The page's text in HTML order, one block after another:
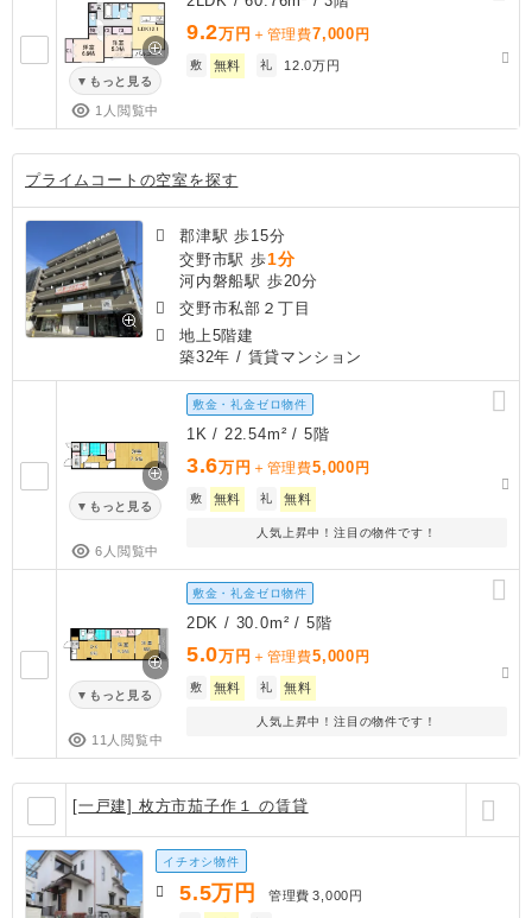
もっと見る
1人閲覧中
9.2万円 ＋管理費7,000 円
敷 無料 礼 12.0万円
プライムコートの空室を探す
郡津駅 歩15分
交野市駅 歩1分
河内磐船駅 歩20分
交野市私部２丁目
地上5階建
築32年 / 賃貸マンション
もっと見る
6人閲覧中
敷金・礼金ゼロ物件
1K / 22.54m² / 5階
3.6万円 ＋管理費5,000 円
敷 無料 礼 無料
人気上昇中！注目の物件です！
もっと見る
11人閲覧中
敷金・礼金ゼロ物件
2DK / 30.0m² / 5階
5.0万円 ＋管理費5,000 円
敷 無料 礼 無料
人気上昇中！注目の物件です！
[一戸建] 枚方市茄子作１ の賃貸
イチオシ物件
5.5万円 管理費 3,000円